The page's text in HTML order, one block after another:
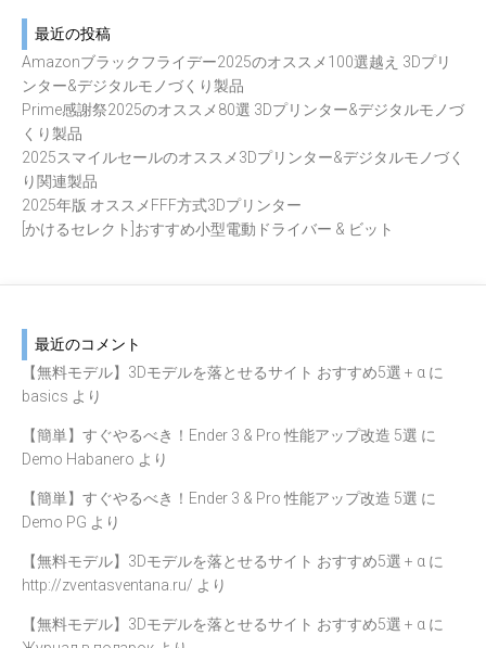
最近の投稿
Amazonブラックフライデー2025のオススメ100選越え 3Dプリ
ンター&デジタルモノづくり製品
Prime感謝祭2025のオススメ80選 3Dプリンター&デジタルモノづ
くり製品
2025スマイルセールのオススメ3Dプリンター&デジタルモノづく
り関連製品
2025年版 オススメFFF方式3Dプリンター
[かけるセレクト]おすすめ小型電動ドライバー & ビット
最近のコメント
【無料モデル】3Dモデルを落とせるサイト おすすめ5選 + α に
basics より
【簡単】すぐやるべき！Ender 3 & Pro 性能アップ改造 5選 に
Demo Habanero より
【簡単】すぐやるべき！Ender 3 & Pro 性能アップ改造 5選 に
Demo PG より
【無料モデル】3Dモデルを落とせるサイト おすすめ5選 + α に
http://zventasventana.ru/ より
【無料モデル】3Dモデルを落とせるサイト おすすめ5選 + α に